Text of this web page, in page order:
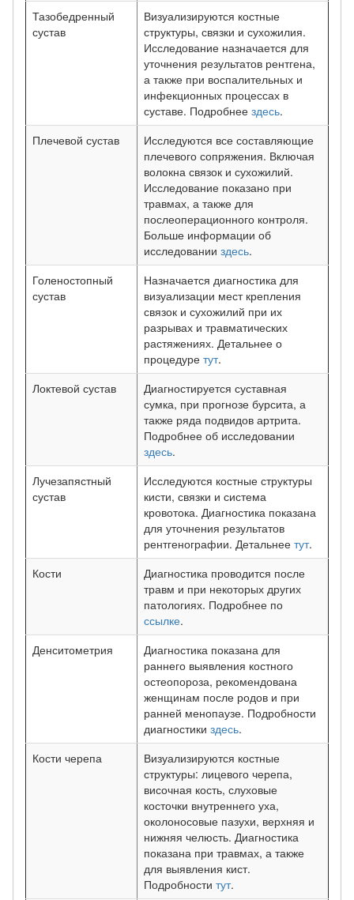
Тазобедренный
сустав
Визуализируются костные
структуры, связки и сухожилия.
Исследование назначается для
уточнения результатов рентгена,
а также при воспалительных и
инфекционных процессах в
суставе. Подробнее здесь.
Плечевой сустав
Исследуются все составляющие
плечевого сопряжения. Включая
волокна связок и сухожилий.
Исследование показано при
травмах, а также для
послеоперационного контроля.
Больше информации об
исследовании здесь.
Голеностопный
сустав
Назначается диагностика для
визуализации мест крепления
связок и сухожилий при их
разрывах и травматических
растяжениях. Детальнее о
процедуре тут.
Локтевой сустав
Диагностируется суставная
сумка, при прогнозе бурсита, а
также ряда подвидов артрита.
Подробнее об исследовании
здесь.
Лучезапястный
сустав
Исследуются костные структуры
кисти, связки и система
кровотока. Диагностика показана
для уточнения результатов
рентгенографии. Детальнее тут.
Кости
Диагностика проводится после
травм и при некоторых других
патологиях. Подробнее по
ссылке.
Денситометрия
Диагностика показана для
раннего выявления костного
остеопороза, рекомендована
женщинам после родов и при
ранней менопаузе. Подробности
диагностики здесь.
Кости черепа
Визуализируются костные
структуры: лицевого черепа,
височная кость, слуховые
косточки внутреннего уха,
околоносовые пазухи, верхняя и
нижняя челюсть. Диагностика
показана при травмах, а также
для выявления кист.
Подробности тут.